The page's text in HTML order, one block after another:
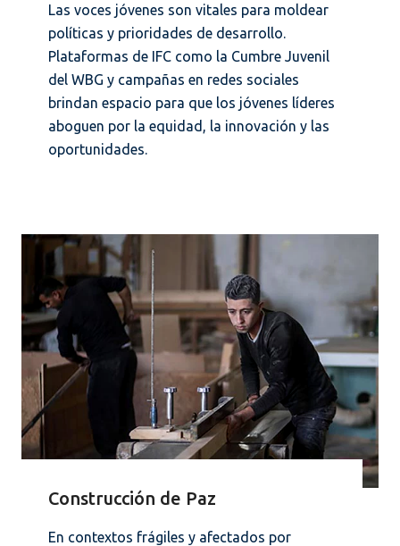
Las voces jóvenes son vitales para moldear
políticas y prioridades de desarrollo.
Plataformas de IFC como la Cumbre Juvenil
del WBG y campañas en redes sociales
brindan espacio para que los jóvenes líderes
aboguen por la equidad, la innovación y las
oportunidades.
Construcción de Paz
En contextos frágiles y afectados por